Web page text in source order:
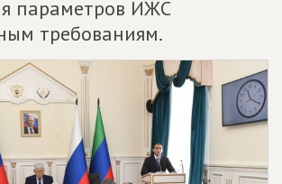
параметров ИЖС
требованиям.